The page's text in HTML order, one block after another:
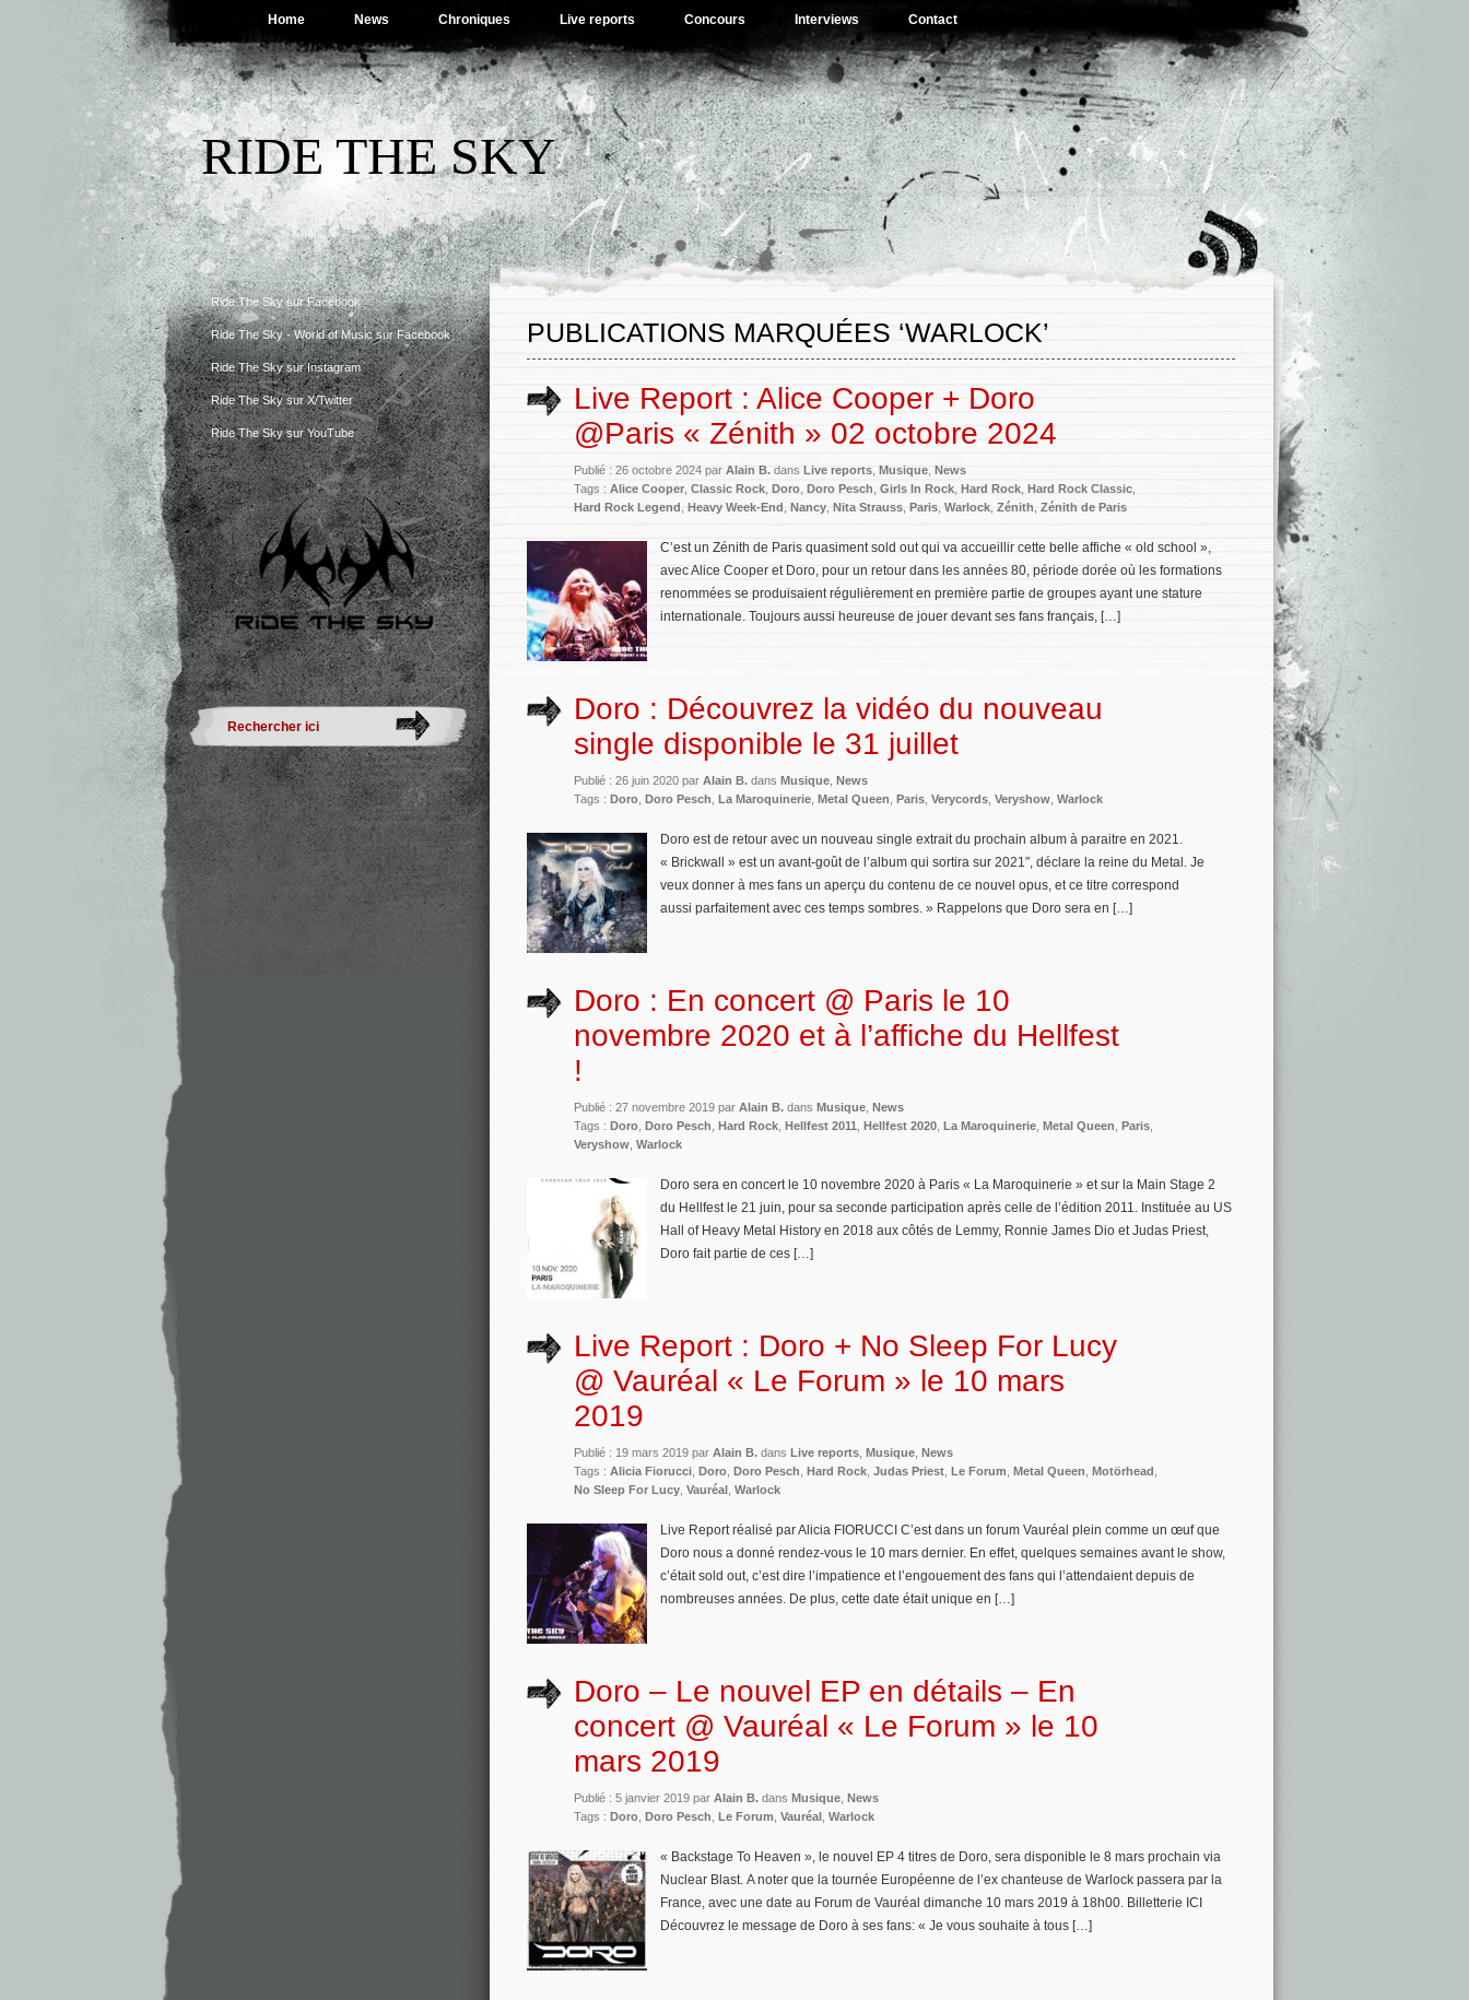
Home News Chroniques Live reports Concours Interviews Contact
RIDE THE SKY
Ride The Sky sur Facebook
Ride The Sky - World of Music sur Facebook
Ride The Sky sur Instagram
Ride The Sky sur X/Twitter
Ride The Sky sur YouTube
PUBLICATIONS MARQUÉES ‘WARLOCK’
Live Report : Alice Cooper + Doro
@Paris « Zénith » 02 octobre 2024
Publié : 26 octobre 2024 par Alain B. dans Live reports Musique News
Tags : Alice Cooper Classic Rock Doro Doro Pesch Girls In Rock Hard Rock Hard Rock Classic
Hard Rock Legend Heavy Week-End Nancy Nita Strauss Paris Warlock Zénith Zénith de Paris
C’est un Zénith de Paris quasiment sold out qui va accueillir cette belle affiche « old school »,
avec Alice Cooper et Doro, pour un retour dans les années 80, période dorée où les formations
renommées se produisaient régulièrement en première partie de groupes ayant une stature
internationale. Toujours aussi heureuse de jouer devant ses fans français, […]
Doro : Découvrez la vidéo du nouveau
single disponible le 31 juillet
Publié : 26 juin 2020 par Alain B. dans Musique News
Tags : Doro Doro Pesch La Maroquinerie Metal Queen Paris Verycords Veryshow Warlock
Doro est de retour avec un nouveau single extrait du prochain album à paraitre en 2021.
« Brickwall » est un avant-goût de l’album qui sortira sur 2021″, déclare la reine du Metal. Je
veux donner à mes fans un aperçu du contenu de ce nouvel opus, et ce titre correspond
aussi parfaitement avec ces temps sombres. » Rappelons que Doro sera en […]
Doro : En concert @ Paris le 10
novembre 2020 et à l’affiche du Hellfest
!
Publié : 27 novembre 2019 par Alain B. dans Musique News
Tags : Doro Doro Pesch Hard Rock Hellfest 2011 Hellfest 2020 La Maroquinerie Metal Queen Paris
Veryshow Warlock
Doro sera en concert le 10 novembre 2020 à Paris « La Maroquinerie » et sur la Main Stage 2
du Hellfest le 21 juin, pour sa seconde participation après celle de l’édition 2011. Instituée au US
Hall of Heavy Metal History en 2018 aux côtés de Lemmy, Ronnie James Dio et Judas Priest,
Doro fait partie de ces […]
Live Report : Doro + No Sleep For Lucy
@ Vauréal « Le Forum » le 10 mars
2019
Publié : 19 mars 2019 par Alain B. dans Live reports Musique News
Tags : Alicia Fiorucci Doro Doro Pesch Hard Rock Judas Priest Le Forum Metal Queen Motörhead
No Sleep For Lucy Vauréal Warlock
Live Report réalisé par Alicia FIORUCCI C’est dans un forum Vauréal plein comme un œuf que
Doro nous a donné rendez-vous le 10 mars dernier. En effet, quelques semaines avant le show,
c’était sold out, c’est dire l’impatience et l’engouement des fans qui l’attendaient depuis de
nombreuses années. De plus, cette date était unique en […]
Doro – Le nouvel EP en détails – En
concert @ Vauréal « Le Forum » le 10
mars 2019
Publié : 5 janvier 2019 par Alain B. dans Musique News
Tags : Doro Doro Pesch Le Forum Vauréal Warlock
« Backstage To Heaven », le nouvel EP 4 titres de Doro, sera disponible le 8 mars prochain via
Nuclear Blast. A noter que la tournée Européenne de l’ex chanteuse de Warlock passera par la
France, avec une date au Forum de Vauréal dimanche 10 mars 2019 à 18h00. Billetterie ICI
Découvrez le message de Doro à ses fans: « Je vous souhaite à tous […]